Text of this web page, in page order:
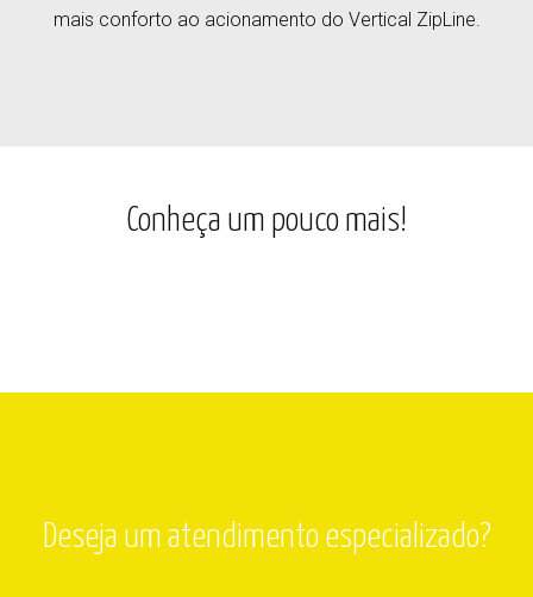
mais conforto ao acionamento do Vertical ZipLine.
Conheça um pouco mais!
Deseja um atendimento especializado?